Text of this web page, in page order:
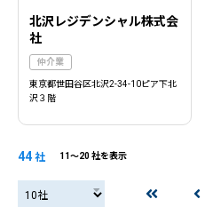
北沢レジデンシャル株式会
社
仲介業
東京都世田谷区北沢2-34-10ピア下北
沢３階
44 社 11〜20 社を表示
20社